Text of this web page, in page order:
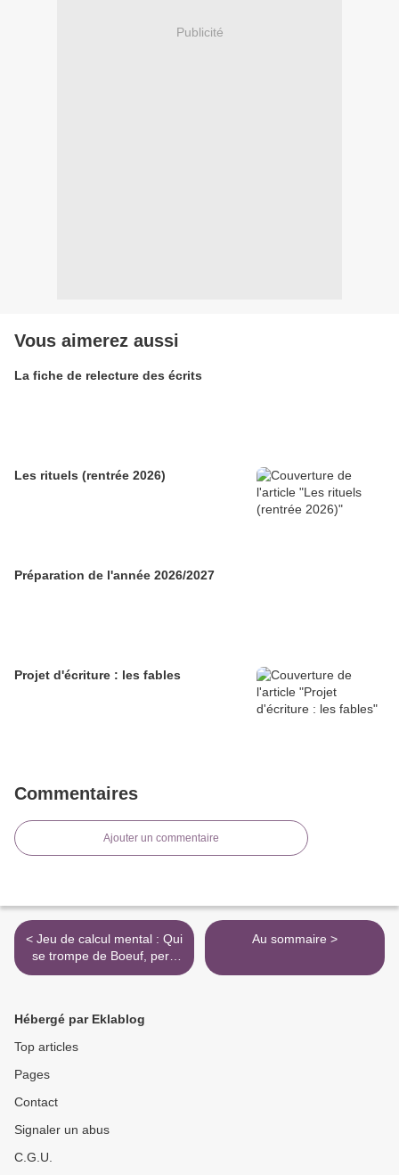
Publicité
Vous aimerez aussi
La fiche de relecture des écrits
Les rituels (rentrée 2026)
Préparation de l'année 2026/2027
Projet d'écriture : les fables
Commentaires
Ajouter un commentaire
< Jeu de calcul mental : Qui
se trompe de Boeuf, perd
un n'oeuf.
Au sommaire >
Hébergé par Eklablog
Top articles
Pages
Contact
Signaler un abus
C.G.U.